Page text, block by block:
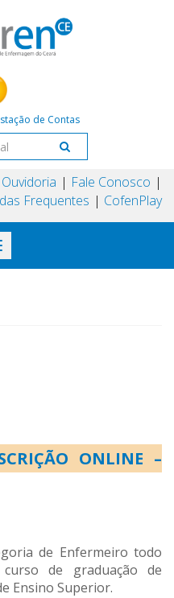
de Contas
Ouvidoria
Fale Conosco
Frequentes
CofenPlay
ONLINE –
de Enfermeiro todo
de graduação de
Ensino Superior.